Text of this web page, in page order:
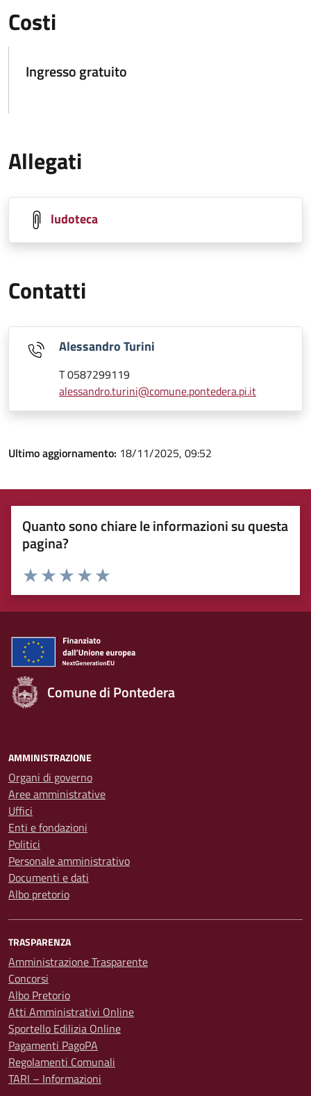
Costi
Ingresso gratuito
Allegati
ludoteca
Contatti
Alessandro Turini
T 0587299119
alessandro.turini@comune.pontedera.pi.it
Ultimo aggiornamento: 18/11/2025, 09:52
Quanto sono chiare le informazioni su questa
pagina?
Rating:
Valuta 5 stelle su 5
Valuta 4 stelle su 5
Valuta 3 stelle su 5
Valuta 2 stelle su 5
Valuta 1 stelle su 5
Comune di Pontedera
AMMINISTRAZIONE
Organi di governo
Aree amministrative
Uffici
Enti e fondazioni
Politici
Personale amministrativo
Documenti e dati
Albo pretorio
TRASPARENZA
Amministrazione Trasparente
Concorsi
Albo Pretorio
Atti Amministrativi Online
Sportello Edilizia Online
Pagamenti PagoPA
Regolamenti Comunali
TARI – Informazioni